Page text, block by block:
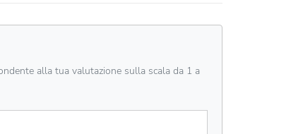
alla tua valutazione sulla scala da 1 a